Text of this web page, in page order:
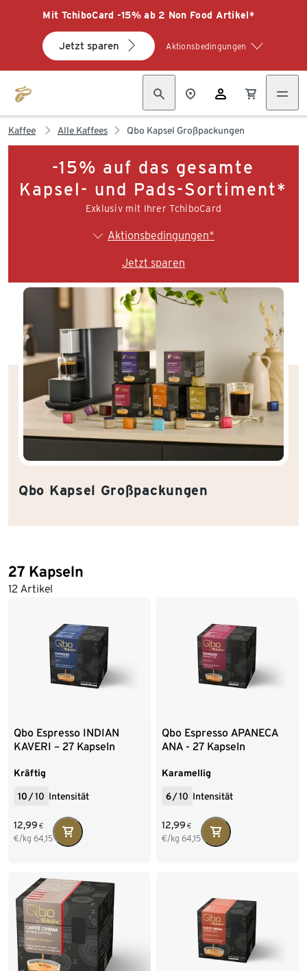
Mit TchiboCard -15% ab 2 Non Food Artikel*
Jetzt sparen Aktionsbedingungen
Kaffee Alle Kaffees Qbo Kapsel Großpackungen
-15% auf das gesamte
Kapsel- und Pads-Sortiment*
Exklusiv mit Ihrer TchiboCard
Aktionsbedingungen*
Jetzt sparen
Qbo Kapsel Großpackungen
27 Kapseln
12 Artikel
Qbo Espresso INDIAN
KAVERI – 27 Kapseln
Kräftig
10/10 Intensität
12,99 €
€/kg 64,15
Qbo Espresso APANECA
ANA - 27 Kapseln
Karamellig
6/10 Intensität
12,99 €
€/kg 64,15